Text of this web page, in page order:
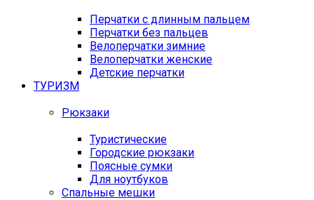
Перчатки с длинным пальцем
Перчатки без пальцев
Велоперчатки зимние
Велоперчатки женские
Детские перчатки
ТУРИЗМ
Рюкзаки
Туристические
Городские рюкзаки
Поясные сумки
Для ноутбуков
Спальные мешки